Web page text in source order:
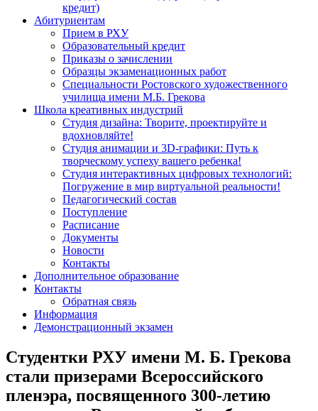
кредит)
Абитуриентам
Прием в РХУ
Образовательный кредит
Приказы о зачислении
Образцы экзаменационных работ
Специальности Ростовского художественного
училища имени М.Б. Грекова
Школа креативных индустрий
Студия дизайна: Творите, проектируйте и
вдохновляйте!
Студия анимации и 3D-графики: Путь к
творческому успеху вашего ребенка!
Студия интерактивных цифровых технологий:
Погружение в мир виртуальной реальности!
Педагогический состав
Поступление
Расписание
Документы
Новости
Контакты
Дополнительное образование
Контакты
Обратная связь
Информация
Демонстрационный экзамен
Студентки РХУ имени М. Б. Грекова
стали призерами Всероссийского
пленэра, посвященного 300-летию